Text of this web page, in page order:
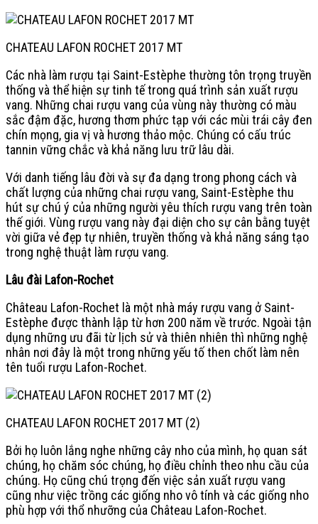
CHATEAU LAFON ROCHET 2017 MT
Các nhà làm rượu tại Saint-Estèphe thường tôn trọng truyền
thống và thể hiện sự tinh tế trong quá trình sản xuất rượu
vang. Những chai rượu vang của vùng này thường có màu
sắc đậm đặc, hương thơm phức tạp với các mùi trái cây đen
chín mọng, gia vị và hương thảo mộc. Chúng có cấu trúc
tannin vững chắc và khả năng lưu trữ lâu dài.
Với danh tiếng lâu đời và sự đa dạng trong phong cách và
chất lượng của những chai rượu vang, Saint-Estèphe thu
hút sự chú ý của những người yêu thích rượu vang trên toàn
thế giới. Vùng rượu vang này đại diện cho sự cân bằng tuyệt
vời giữa vẻ đẹp tự nhiên, truyền thống và khả năng sáng tạo
trong nghệ thuật làm rượu vang.
Lâu đài Lafon-Rochet
Château Lafon-Rochet là một nhà máy rượu vang ở Saint-
Estèphe được thành lập từ hơn 200 năm về trước. Ngoài tận
dụng những ưu đãi từ lịch sử và thiên nhiên thì những nghệ
nhân nơi đây là một trong những yếu tố then chốt làm nên
tên tuổi rượu Lafon-Rochet.
CHATEAU LAFON ROCHET 2017 MT (2)
Bởi họ luôn lắng nghe những cây nho của mình, họ quan sát
chúng, họ chăm sóc chúng, họ điều chỉnh theo nhu cầu của
chúng. Họ cũng chú trọng đến việc sản xuất rượu vang
cũng như việc trồng các giống nho vô tính và các giống nho
phù hợp với thổ nhưỡng của Château Lafon-Rochet.